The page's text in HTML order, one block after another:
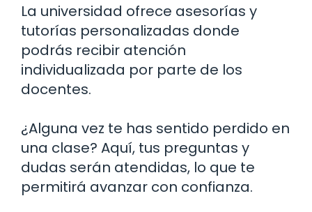
La universidad ofrece asesorías y
tutorías personalizadas donde
podrás recibir atención
individualizada por parte de los
docentes.
¿Alguna vez te has sentido perdido en
una clase? Aquí, tus preguntas y
dudas serán atendidas, lo que te
permitirá avanzar con confianza.